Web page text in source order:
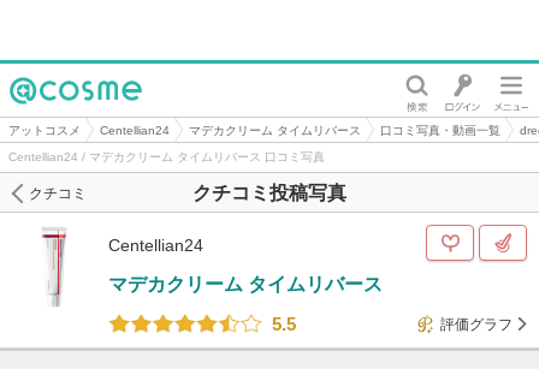
@cosme
アットコスメ Centellian24 マデカクリーム タイムリバース 口コミ写真・動画一覧
Centellian24 / マデカクリーム タイムリバース 口コミ写真
クチコミ投稿写真
クチコミ
Centellian24
マデカクリーム タイムリバース
5.5
評価グラフ